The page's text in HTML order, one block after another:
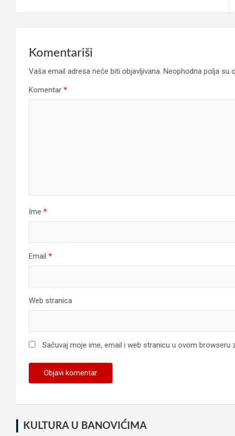
Komentariši
Vaša email adresa neće biti objavljivana. Neophodna polja su
Komentar *
Ime *
Email *
Web stranica
Sačuvaj moje ime, email i web stranicu u ovom browseru
KULTURA U BANOVIĆIMA